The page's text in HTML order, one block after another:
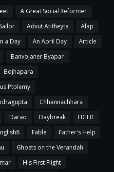
A Great Social Reformer
Advut Atitheyta
Alap
a Day An April Day
Article
Banvojaner Byapar
Bojhapara
Ptolemy
Chhannachhara
Darao Daybreak
EIGHT
Fable
Father's Help
Ghosts on the Verandah
His First Flight